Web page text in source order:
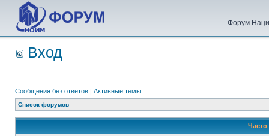
Форум
Вход
Сообщения без ответов | Активные темы
Список форумов